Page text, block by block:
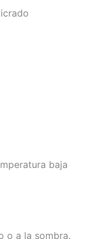
baja
o a la sombra.